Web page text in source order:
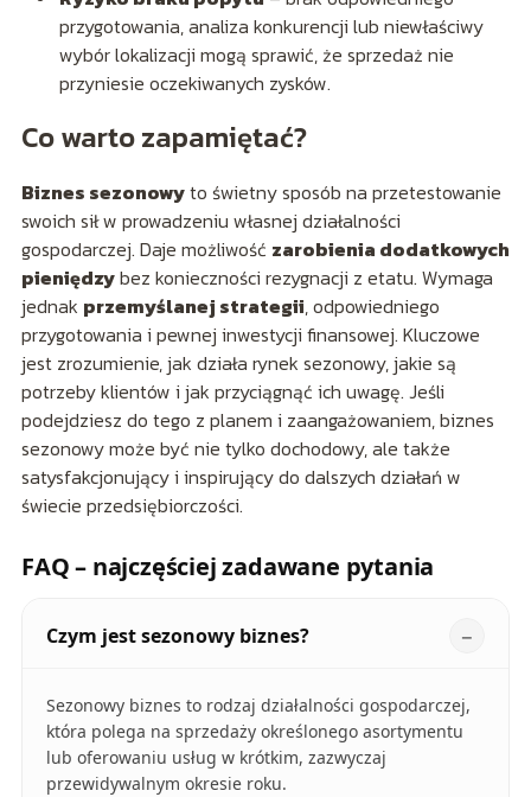
przygotowania, analiza konkurencji lub niewłaściwy
wybór lokalizacji mogą sprawić, że sprzedaż nie
przyniesie oczekiwanych zysków.
Co warto zapamiętać?
Biznes sezonowyto świetny sposób na przetestowanie
swoich sił w prowadzeniu własnej działalności
gospodarczej. Daje możliwość zarobienia dodatkowych
pieniędzybez konieczności rezygnacji z etatu. Wymaga
jednak przemyślanej strategii, odpowiedniego
przygotowania i pewnej inwestycji finansowej. Kluczowe
jest zrozumienie, jak działa rynek sezonowy, jakie są
potrzeby klientów i jak przyciągnąć ich uwagę. Jeśli
podejdziesz do tego z planem i zaangażowaniem, biznes
sezonowy może być nie tylko dochodowy, ale także
satysfakcjonujący i inspirujący do dalszych działań w
świecie przedsiębiorczości.
FAQ – najczęściej zadawane pytania
Czym jest sezonowy biznes?
Sezonowy biznes to rodzaj działalności gospodarczej,
która polega na sprzedaży określonego asortymentu
lub oferowaniu usług w krótkim, zazwyczaj
przewidywalnym okresie roku.